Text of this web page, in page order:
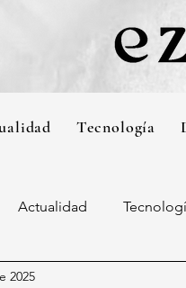
Tecnología
Actualidad
2025